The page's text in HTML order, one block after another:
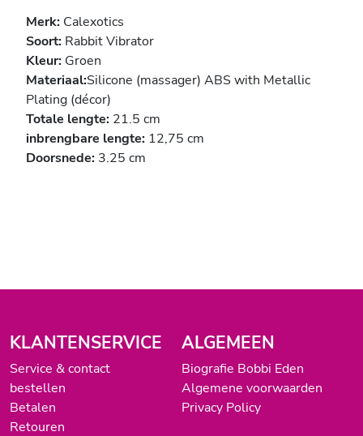
Merk: Calexotics
Soort: Rabbit Vibrator
Kleur: Groen
Materiaal:Silicone (massager) ABS with Metallic
Plating (décor)
Totale lengte: 21.5 cm
inbrengbare lengte: 12,75 cm
Doorsnede: 3.25 cm
KLANTENSERVICE
Service & contact
bestellen
Betalen
Retouren
ALGEMEEN
Biografie Bobbi Eden
Algemene voorwaarden
Privacy Policy